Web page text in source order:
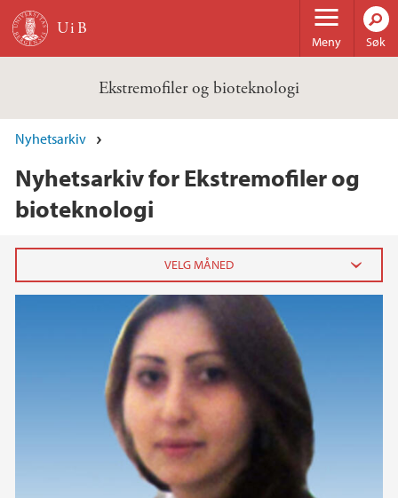
Hopp til hovedinnhold
Meny Søk
Ekstremofiler og bioteknologi
Nyhetsarkiv
Nyhetsarkiv for Ekstremofiler og
bioteknologi
2020
februar (1)
2019
2018
2017